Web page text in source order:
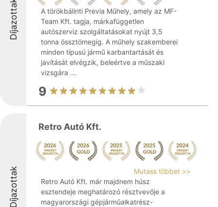
Díjazottak
A törökbálinti Previa Műhely, amely az MF-
Team Kft. tagja, márkafüggetlen
autószerviz szolgáltatásokat nyújt 3,5
tonna össztömegig. A műhely szakemberei
minden típusú jármű karbantartását és
javítását elvégzik, beleértve a műszaki
vizsgára ...
9
Díjazottak
Retro Autó Kft.
Mutass többet >>
Retro Autó Kft. már majdnem húsz
esztendeje meghatározó résztvevője a
magyarországi gépjárműalkatrész-